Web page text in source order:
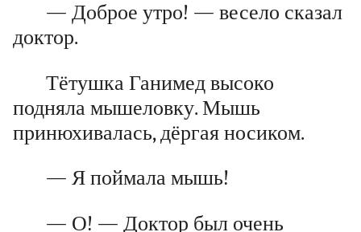
— Доброе утро! — весело сказал
доктор.
Тётушка Ганимед высоко
подняла мышеловку. Мышь
принюхивалась, дёргая носиком.
— Я поймала мышь!
— О! — Доктор был очень